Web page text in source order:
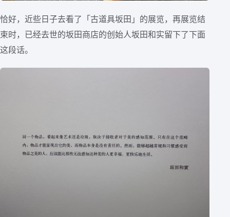
恰好，近些日子去看了「古道具坂田」的展览，再展览结
束时，已经去世的坂田商店的创始人坂田和实留下了下面
这段话。